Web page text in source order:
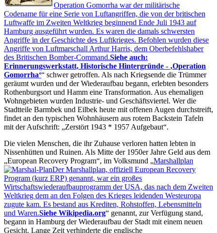
Operation Gomorrha war der militärische
Codename für eine Serie von Luftangriffen, die von der britischen
Luftwaffe im Zweiten Weltkrieg beginnend Ende Juli 1943 auf
Hamburg ausgeführt wurden. Es waren die damals schwersten
Angriffe in der Geschichte des Luftkrieges. Befohlen wurden diese
Angriffe von Luftmarschall Arthur Harris, dem Oberbefehlshaber
des Britischen Bomber-Command.Siehe auch:
Erinnerungswerkstatt, Historische Hintergründe - Operation
Gomorrha
schwer getroffen. Als nach Kriegsende die Trümmer
geräumt wurden und der Wiederaufbau begann, erlebten besonders
Rothenburgsort und Hamm eine Transformation. Aus ehemaligen
Wohngebieten wurden Industrie- und Geschäftsviertel. Wer die
Stadtteile Barmbek und Eilbek heute mit offenen Augen durchstreift,
findet an den typischen Wohnhäusern aus rotem Backstein Tafeln
mit der Aufschrift:
Zerstört 1943 * 1957 Aufgebaut .
Die vielen Menschen, die ihr Zuhause verloren hatten lebten in
Nissenhütten und Ruinen. Als Mitte der 1950er Jahre Geld aus dem
European Recovery Program , im Volksmund
Marshallplan
Der Marshallplan, offiziell European Recovery
Program (kurz ERP) genannt, war ein großes
Wirtschaftswiederaufbauprogramm der USA, das nach dem Zweiten
Weltkrieg dem an den Folgen des Krieges leidenden Westeuropa
zugute kam. Es bestand aus Krediten, Rohstoffen, Lebensmitteln
und Waren.Siehe Wikipedia.org
genannt, zur Verfügung stand,
begann in Hamburg der Wiederaufbau der Stadt mit einem neuen
Gesicht. Lange Zeit verhinderte die englische